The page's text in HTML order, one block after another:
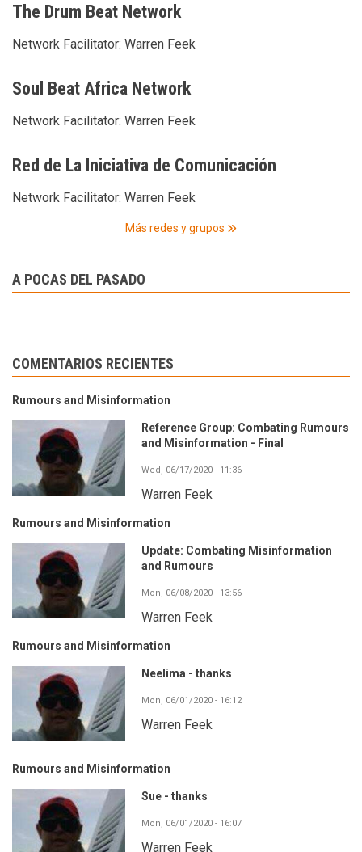
The Drum Beat Network
Network Facilitator: Warren Feek
Soul Beat Africa Network
Network Facilitator: Warren Feek
Red de La Iniciativa de Comunicación
Network Facilitator: Warren Feek
Más redes y grupos
A POCAS DEL PASADO
COMENTARIOS RECIENTES
Rumours and Misinformation
Reference Group: Combating Rumours
and Misinformation - Final
Wed, 06/17/2020 - 11:36
Warren Feek
Rumours and Misinformation
Update: Combating Misinformation
and Rumours
Mon, 06/08/2020 - 13:56
Warren Feek
Rumours and Misinformation
Neelima - thanks
Mon, 06/01/2020 - 16:12
Warren Feek
Rumours and Misinformation
Sue - thanks
Mon, 06/01/2020 - 16:07
Warren Feek